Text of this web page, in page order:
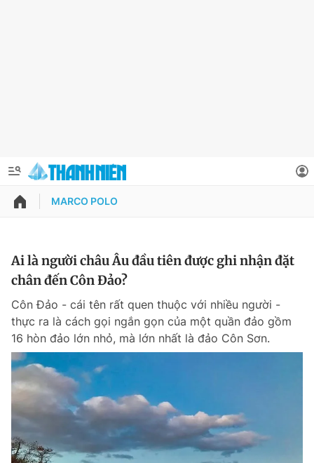
QUẢNG CÁO
Chuyên mục khác
Chào ngày mới
Tin thị trường Tin 360
Video Magazine
Thông tin tài khoản
Đổi mật khẩu
Tin đã lưu
Tin đã xem
Đăng xuất
MARCO POLO
Ai là người châu Âu đầu tiên được ghi nhận đặt
chân đến Côn Đảo?
Côn Đảo - cái tên rất quen thuộc với nhiều người -
thực ra là cách gọi ngắn gọn của một quần đảo gồm
16 hòn đảo lớn nhỏ, mà lớn nhất là đảo Côn Sơn.